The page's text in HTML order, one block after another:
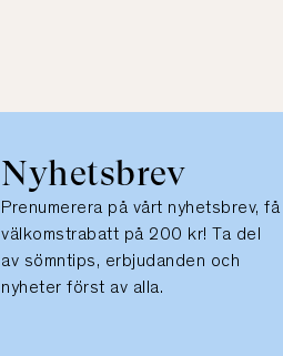
Nyhetsbrev
Prenumerera på vårt nyhetsbrev, få
välkomstrabatt på 200 kr! Ta del
av sömntips, erbjudanden och
nyheter först av alla.